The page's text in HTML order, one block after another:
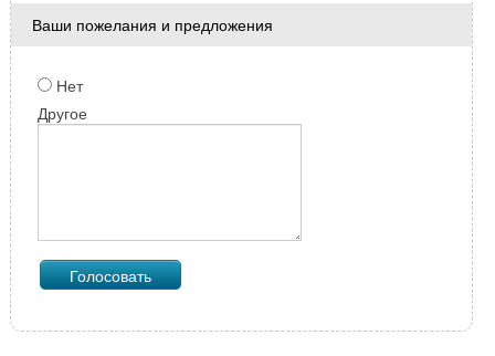
Ваши пожелания и предложения
Нет
Другое